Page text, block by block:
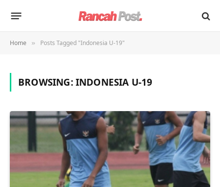
Home » Posts Tagged "Indonesia U-19"
BROWSING:INDONESIA U-19